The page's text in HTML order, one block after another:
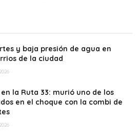
y baja presión de agua en
de la ciudad
la Ruta 33: murió uno de los
en el choque con la combi de